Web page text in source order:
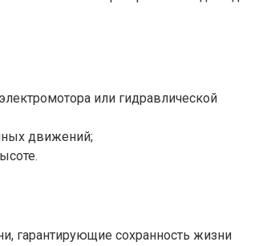
или гидравлической
движений;
гарантирующие сохранность жизни